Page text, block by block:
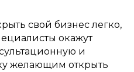
свой бизнес легко,
окажут
и
желающим открыть